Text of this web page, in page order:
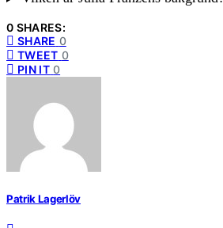
0 SHARES:
SHARE 0
TWEET 0
PIN IT 0
Patrik Lagerlöv